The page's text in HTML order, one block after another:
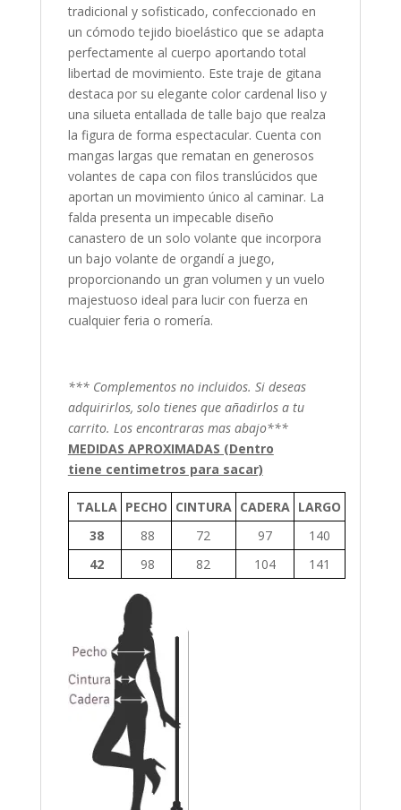
tradicional y sofisticado, confeccionado en
un cómodo tejido bioelástico que se adapta
perfectamente al cuerpo aportando total
libertad de movimiento. Este traje de gitana
destaca por su elegante color cardenal liso y
una silueta entallada de talle bajo que realza
la figura de forma espectacular. Cuenta con
mangas largas que rematan en generosos
volantes de capa con filos translúcidos que
aportan un movimiento único al caminar. La
falda presenta un impecable diseño
canastero de un solo volante que incorpora
un bajo volante de organdí a juego,
proporcionando un gran volumen y un vuelo
majestuoso ideal para lucir con fuerza en
cualquier feria o romería.
*** Complementos no incluidos. Si deseas
adquirirlos, solo tienes que añadirlos a tu
carrito. Los encontraras mas abajo***
MEDIDAS APROXIMADAS (Dentro
tiene centimetros para sacar)
TALLA PECHO CINTURA CADERA LARGO
38
88 72 97
140
42
98 82 104 141